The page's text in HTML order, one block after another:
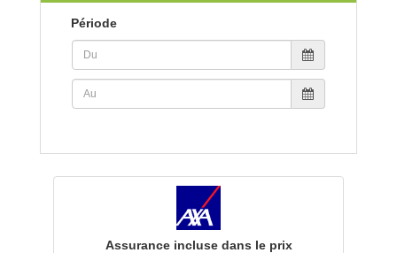
Période
Assurance incluse dans le prix